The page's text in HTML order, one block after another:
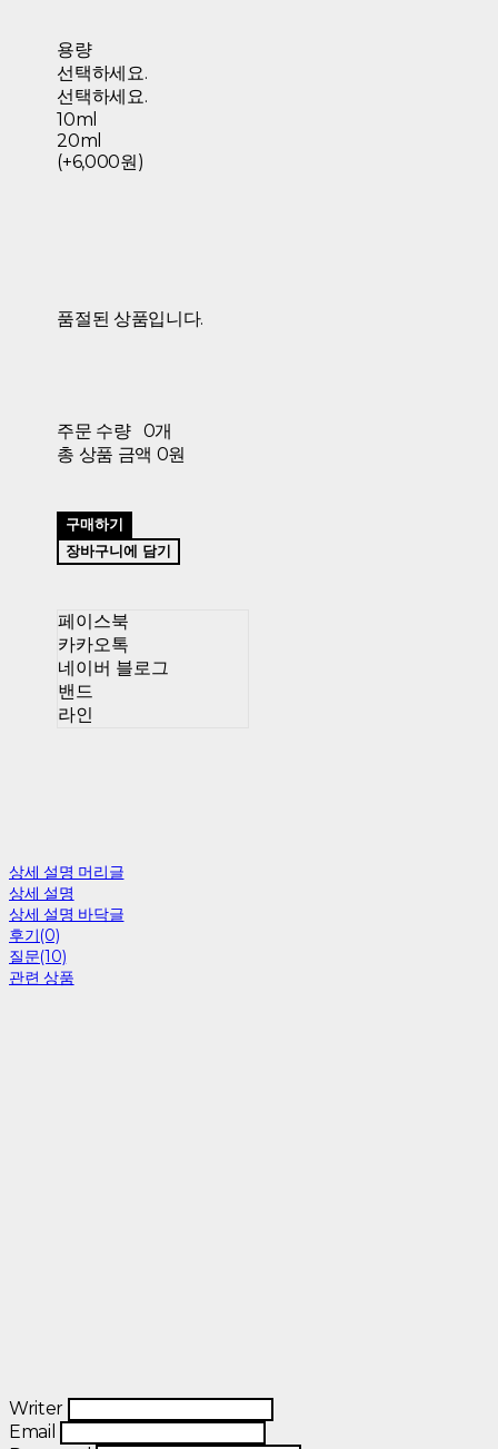
용량
선택하세요.
선택하세요.
10ml
20ml
(+6,000원)
품절된 상품입니다.
주문 수량
0개
총 상품 금액 0원
구매하기
장바구니에 담기
페이스북
카카오톡
네이버 블로그
밴드
라인
상세 설명 머리글
상세 설명
상세 설명 바닥글
후기(0)
질문(10)
관련 상품
Writer
Email